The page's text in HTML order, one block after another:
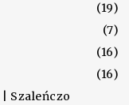
(19)
(7)
(16)
(16)
| Szaleńczo